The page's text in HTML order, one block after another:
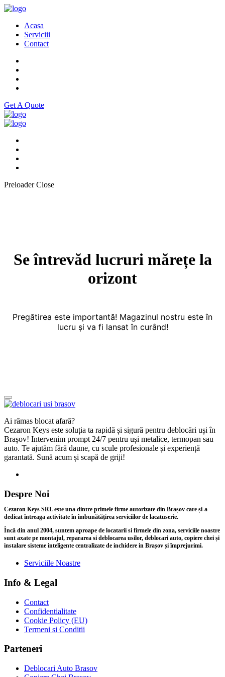
Acasa
Serviciii
Contact
Get A Quote
Preloader Close
Se întrevăd lucruri mărețe la
orizont
Pregătirea este importantă! Magazinul nostru este în
lucru și va fi lansat în curând!
Ai rămas blocat afară?
Cezaron Keys este soluția ta rapidă și sigură pentru deblocări uși în
Brașov! Intervenim prompt 24/7 pentru uși metalice, termopan sau
auto. Te ajutăm fără daune, cu scule profesionale și experiență
garantată. Sună acum și scapă de griji!
Despre Noi
Cezaron Keys SRL este una dintre primele firme autorizate din Brașov care și-a
dedicat întreaga activitate în îmbunătățirea serviciilor de lacatuserie.
Încă din anul 2004, suntem aproape de locatarii si firmele din zona, serviciile noastre
sunt axate pe montajul, repararea si deblocarea usilor, deblocari auto, copiere chei și
instalare sisteme inteligente centralizate de inchidere in Brașov și împrejurimi.
Serviciile Noastre
Info & Legal
Contact
Confidentialitate
Cookie Policy (EU)
Termeni si Conditii
Parteneri
Deblocari Auto Brasov